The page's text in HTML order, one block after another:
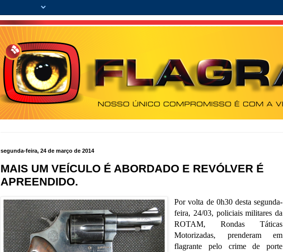
segunda-feira, 24 de março de 2014
MAIS UM VEÍCULO É ABORDADO E REVÓLVER É
APREENDIDO.
Por volta de 0h30 desta segunda-
feira, 24/03, policiais militares da
ROTAM, Rondas Táticas
Motorizadas, prenderam em
flagrante pelo crime de porte